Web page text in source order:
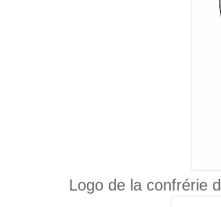
Logo de la confrérie